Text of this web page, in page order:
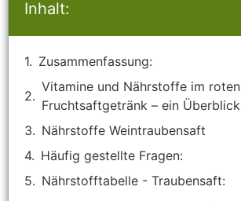
Inhalt:
Zusammenfassung:
Vitamine und Nährstoffe im roten
Fruchtsaftgetränk – ein Überblick
Nährstoffe Weintraubensaft
Häufig gestellte Fragen:
Nährstofftabelle - Traubensaft: